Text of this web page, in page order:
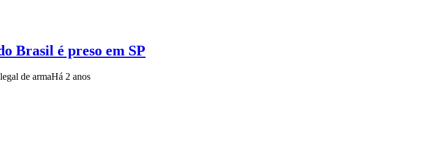
Brasil é preso em SP
de armaHá 2 anos